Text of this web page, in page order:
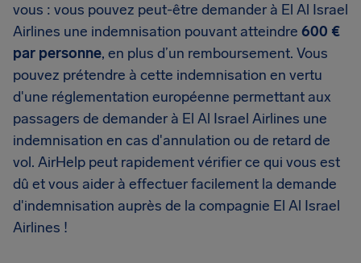
vous : vous pouvez peut-être demander à El Al Israel
Airlines une indemnisation pouvant atteindre 600 €
par personne, en plus d’un remboursement. Vous
pouvez prétendre à cette indemnisation en vertu
d'une réglementation européenne permettant aux
passagers de demander à El Al Israel Airlines une
indemnisation en cas d'annulation ou de retard de
vol. AirHelp peut rapidement vérifier ce qui vous est
dû et vous aider à effectuer facilement la demande
d'indemnisation auprès de la compagnie El Al Israel
Airlines !